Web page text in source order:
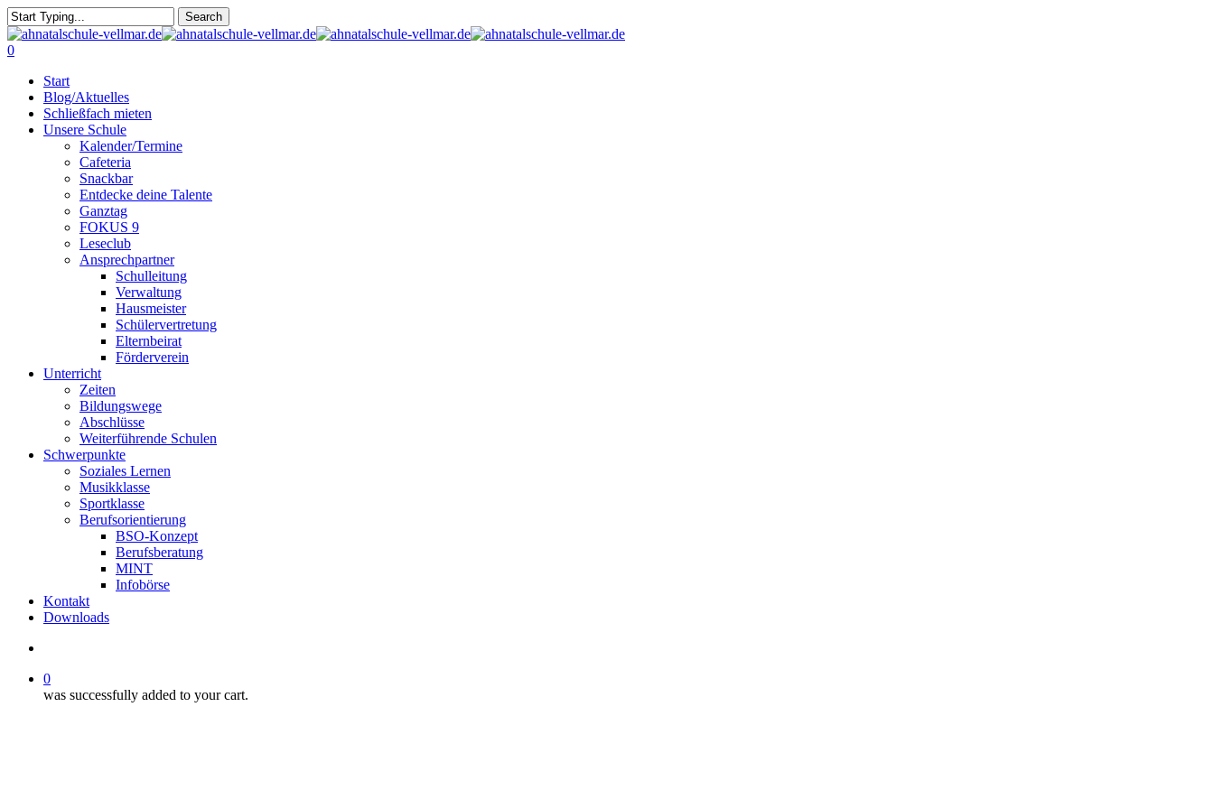
Skip
to
main
Search
Close
Search
search
0
Start
Blog/Aktuelles
Schließfach mieten
Unsere Schule
Kalender/Termine
Cafeteria
Snackbar
Entdecke deine Talente
Ganztag
FOKUS 9
Leseclub
Ansprechpartner
Schulleitung
Verwaltung
Hausmeister
Schülervertretung
Elternbeirat
Förderverein
Unterricht
Zeiten
Bildungswege
Abschlüsse
Weiterführende Schulen
Schwerpunkte
Soziales Lernen
Musikklasse
Sportklasse
Berufsorientierung
BSO-Konzept
Berufsberatung
MINT
Infobörse
Kontakt
Downloads
0
was successfully added to your cart.